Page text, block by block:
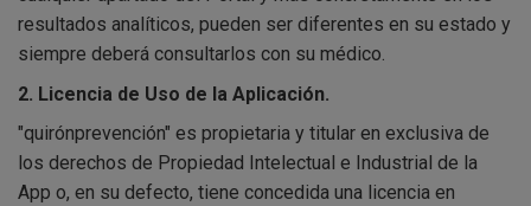
resultados analíticos, pueden ser diferentes en su estado y
siempre deberá consultarlos con su médico.
2. Licencia de Uso de la Aplicación.
"quirónprevención" es propietaria y titular en exclusiva de
los derechos de Propiedad Intelectual e Industrial de la
App o, en su defecto, tiene concedida una licencia en